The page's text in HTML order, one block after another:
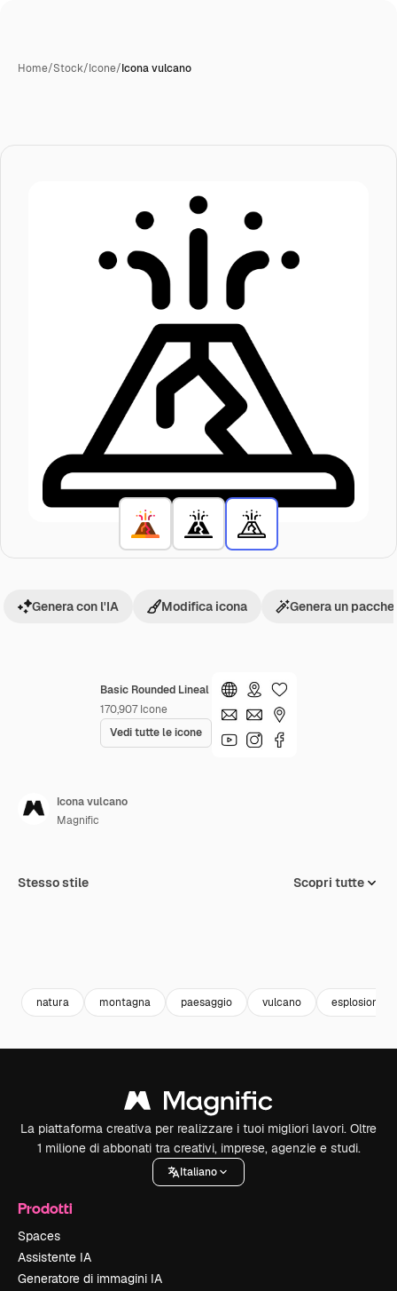
Home/Stock/Icone/Icona vulcano
Basic Rounded Lineal
170,907 Icone
Vedi tutte le icone
Genera con l'IA Modifica icona Genera un
Icona vulcano
Magnific
Stesso stile Scopri tutte
natura montagna paesaggio vulcano esplosione
La piattaforma creativa per realizzare i tuoi migliori lavori. Oltre
1 milione di abbonati tra creativi, imprese, agenzie e studi.
Italiano
Prodotti
Spaces
Assistente IA
Generatore di immagini IA